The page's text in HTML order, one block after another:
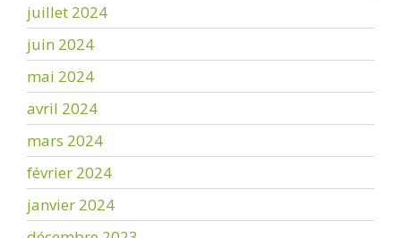
juillet 2024
juin 2024
mai 2024
avril 2024
mars 2024
février 2024
janvier 2024